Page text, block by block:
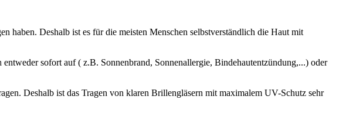
haben. Deshalb ist es für die meisten Menschen selbstverständlich die Haut mit
sofort auf ( z.B. Sonnenbrand, Sonnenallergie, Bindehautentzündung,...) oder
Deshalb ist das Tragen von klaren Brillengläsern mit maximalem UV-Schutz sehr